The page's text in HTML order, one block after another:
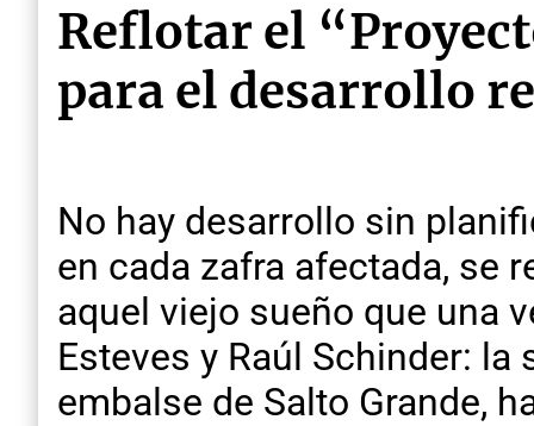
Reflotar el
para el desarrollo
No hay desarrollo sin
en cada zafra afectada, se
aquel viejo sueño que una
Esteves y Raúl Schinder:
embalse de Salto Grande,